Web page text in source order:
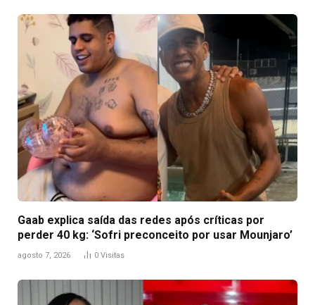
Gaab explica saída das redes após críticas por
perder 40 kg: ‘Sofri preconceito por usar Mounjaro’
agosto 7, 2026 0 Visitas